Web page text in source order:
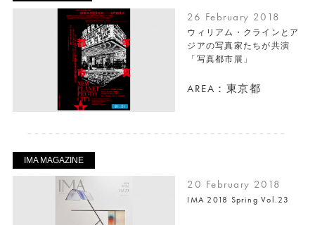
26 February 2018
ウィリアム・クラインとア
ジアの写真家たちが共演
「写真都市展」
AREA：東京都
IMA MAGAZINE
20 February 2018
IMA 2018 Spring Vol.23